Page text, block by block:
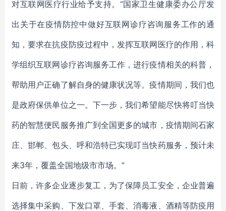
对互联网医疗行业给予支持。“国家卫生健康委办公厅发
出关于在疫情防控中做好互联网诊疗咨询服务工作的通
知，要求在抗疫防疫过程中，发挥互联网医疗的作用，科
学组织互联网诊疗咨询服务工作，进行疫情相关的科普，
帮助用户正确了解自身的健康状况等。疫情期间，我们也
是政府保供单位之一。下一步，我们希望能尽快将叮当快
药的智慧便民服务推广到全国更多的城市，疫情期间石家
庄、邯郸、包头、呼和浩特已实现叮当快药服务，预计未
来3年，覆盖全国地级市市场。”
日前，许多企业逐步复工，为了保障员工安全，企业普遍
选择集中采购、下发口罩、手套、消毒液、酒精等防疫用